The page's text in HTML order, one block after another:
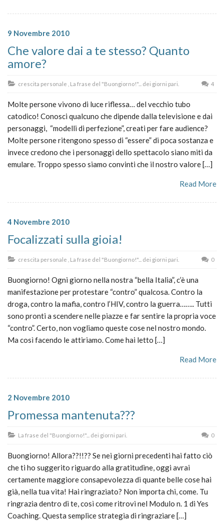
9 Novembre 2010
Che valore dai a te stesso? Quanto
amore?
crescita personale La frase del "Buongiorno!"... dei giorni pari. 4
Molte persone vivono di luce riflessa… del vecchio tubo
catodico! Conosci qualcuno che dipende dalla televisione e dai
personaggi, “modelli di perfezione”, creati per fare audience?
Molte persone ritengono spesso di “essere” di poca sostanza e
invece credono che i personaggi dello spettacolo siano miti da
emulare. Troppo spesso siamo convinti che il nostro valore […]
Read More
4 Novembre 2010
Focalizzati sulla gioia!
crescita personale La frase del "Buongiorno!"... dei giorni pari. 0
Buongiorno! Ogni giorno nella nostra “bella Italia”, c’è una
manifestazione per protestare “contro” qualcosa. Contro la
droga, contro la mafia, contro l’HIV, contro la guerra…….. Tutti
sono pronti a scendere nelle piazze e far sentire la propria voce
“contro”. Certo, non vogliamo queste cose nel nostro mondo.
Ma così facendo le attiriamo. Come hai letto […]
Read More
2 Novembre 2010
Promessa mantenuta???
La frase del "Buongiorno!"... dei giorni pari. 0
Buongiorno! Allora??!!?? Se nei giorni precedenti hai fatto ciò
che ti ho suggerito riguardo alla gratitudine, oggi avrai
certamente maggiore consapevolezza di quante belle cose hai
già, nella tua vita! Hai ringraziato? Non importa chi, come. Tu
ringrazia dentro di te, così come ritrovi nel Modulo n. 1 di Yes
Coaching. Questa semplice strategia di ringraziare […]